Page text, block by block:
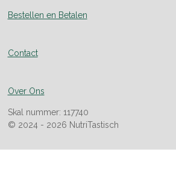
Bestellen en Betalen
Contact
Over Ons
Skal nummer: 117740
© 2024 - 2026 NutriTastisch